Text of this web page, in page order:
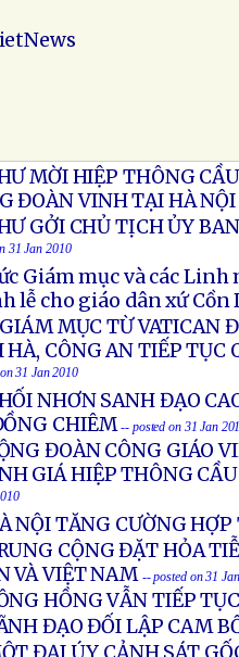
MỜI HIỆP THÔNG
ĐOÀN VINH TẠI HÀ
GỞI CHỦ TỊCH ỦY
31 Jan 2010
Giám mục và các Linh
lễ cho giáo dân xứ Cồn
MỤC TỪ VATICAN
HÀ, CÔNG AN TIẾP TỤC
31 Jan 2010
NHƠN SANH ĐẠO
CHIÊM -- posted on 31 Jan
ĐOÀN CÔNG GIÁO
GIÁ HIỆP THÔNG
NỘI TĂNG CƯỜNG
CỘNG ĐẶT HỎA
VÀ VIỆT NAM -- posted on 31
HỒNG VẪN TIẾP
ĐẠO ĐỐI LẬP CAM